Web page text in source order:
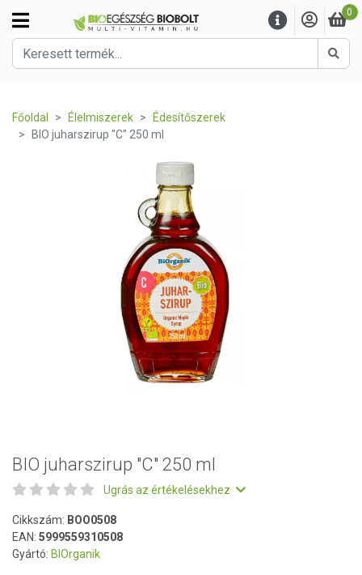
0
Főoldal Élelmiszerek
Édesítőszerek
BIO juharszirup "C" 250 ml
BIO juharszirup "C" 250 ml
Ugrás az értékelésekhez
Cikkszám: BOO0508
EAN: 5999559310508
Gyártó: BIOrganik